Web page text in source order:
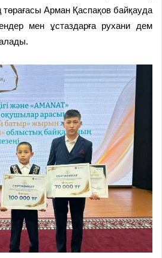
Арман Қаспақов байқауда
мен ұстаздарға рухани дем